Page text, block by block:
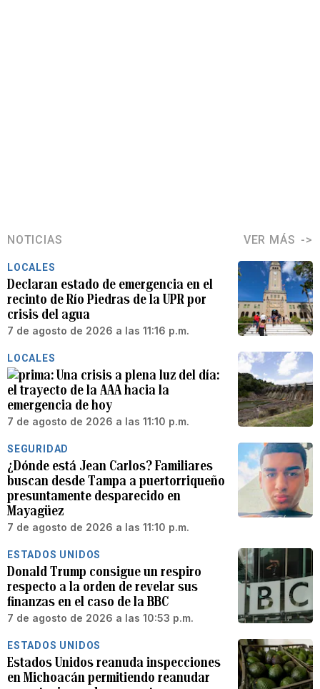
NOTICIAS VER MÁS
LOCALES
Declaran estado de emergencia en el
recinto de Río Piedras de la UPR por
crisis del agua
7 de agosto de 2026 a las 11:16 p.m.
LOCALES
Una crisis a plena luz del día:
el trayecto de la AAA hacia la
emergencia de hoy
7 de agosto de 2026 a las 11:10 p.m.
SEGURIDAD
¿Dónde está Jean Carlos? Familiares
buscan desde Tampa a puertorriqueño
presuntamente desparecido en
Mayagüez
7 de agosto de 2026 a las 11:10 p.m.
ESTADOS UNIDOS
Donald Trump consigue un respiro
respecto a la orden de revelar sus
finanzas en el caso de la BBC
7 de agosto de 2026 a las 10:53 p.m.
ESTADOS UNIDOS
Estados Unidos reanuda inspecciones
en Michoacán permitiendo reanudar